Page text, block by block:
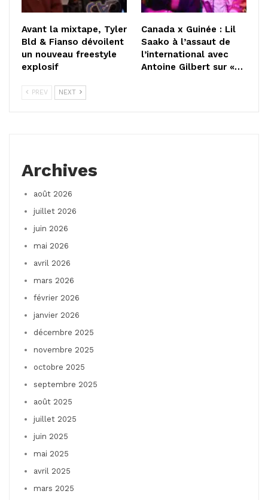
Avant la mixtape, Tyler
Bld & Fianso dévoilent
un nouveau freestyle
explosif
Canada x Guinée : Lil
Saako à l’assaut de
l’international avec
Antoine Gilbert sur «…
PREV NEXT
Archives
août 2026
juillet 2026
juin 2026
mai 2026
avril 2026
mars 2026
février 2026
janvier 2026
décembre 2025
novembre 2025
octobre 2025
septembre 2025
août 2025
juillet 2025
juin 2025
mai 2025
avril 2025
mars 2025